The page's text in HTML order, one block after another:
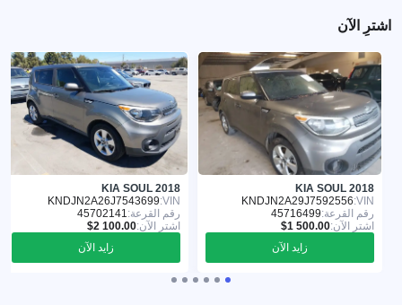
اشترِ الآن
KIA SOUL 2018
VIN:
KNDJN2A29J7592556
رقم القرعة:45716499
اشترِ الآن:
زايد الآن
KIA SOUL 2018
VIN:
KNDJN2A26J7543699
رقم القرعة:45702141
اشترِ الآن:
زايد الآن